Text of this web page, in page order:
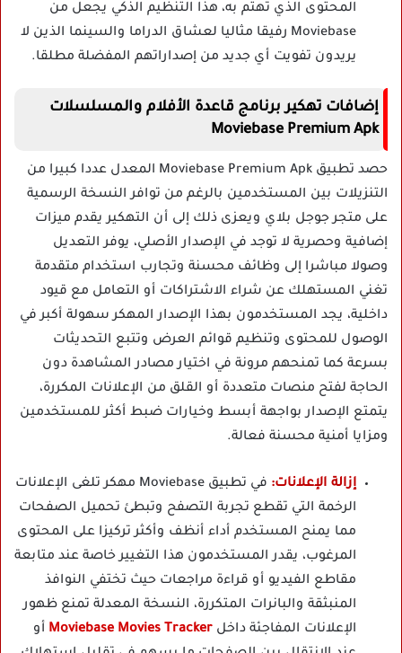
المحتوى الذي تهتم به، هذا التنظيم الذكي يجعل من
Moviebase رفيقا مثاليا لعشاق الدراما والسينما الذين لا
يريدون تفويت أي جديد من إصداراتهم المفضلة مطلقا.
إضافات تهكير برنامج قاعدة الأفلام والمسلسلات
Moviebase Premium Apk
حصد تطبيق Moviebase Premium Apk المعدل عددا كبيرا من
التنزيلات بين المستخدمين بالرغم من توافر النسخة الرسمية
على متجر جوجل بلاي ويعزى ذلك إلى أن التهكير يقدم ميزات
إضافية وحصرية لا توجد في الإصدار الأصلي، يوفر التعديل
وصولا مباشرا إلى وظائف محسنة وتجارب استخدام متقدمة
تغني المستهلك عن شراء الاشتراكات أو التعامل مع قيود
داخلية، يجد المستخدمون بهذا الإصدار المهكر سهولة أكبر في
الوصول للمحتوى وتنظيم قوائم العرض وتتبع التحديثات
بسرعة كما تمنحهم مرونة في اختيار مصادر المشاهدة دون
الحاجة لفتح منصات متعددة أو القلق من الإعلانات المكررة،
يتمتع الإصدار بواجهة أبسط وخيارات ضبط أكثر للمستخدمين
ومزايا أمنية محسنة فعالة.
إزالة الإعلانات:
في تطبيق Moviebase مهكر تلغى الإعلانات
الرخمة التي تقطع تجربة التصفح وتبطئ تحميل الصفحات
مما يمنح المستخدم أداء أنظف وأكثر تركيزا على المحتوى
المرغوب، يقدر المستخدمون هذا التغيير خاصة عند متابعة
مقاطع الفيديو أو قراءة مراجعات حيث تختفي النوافذ
المنبثقة والبانرات المتكررة، النسخة المعدلة تمنع ظهور
الإعلانات المفاجئة داخل Moviebase Movies Tracker أو